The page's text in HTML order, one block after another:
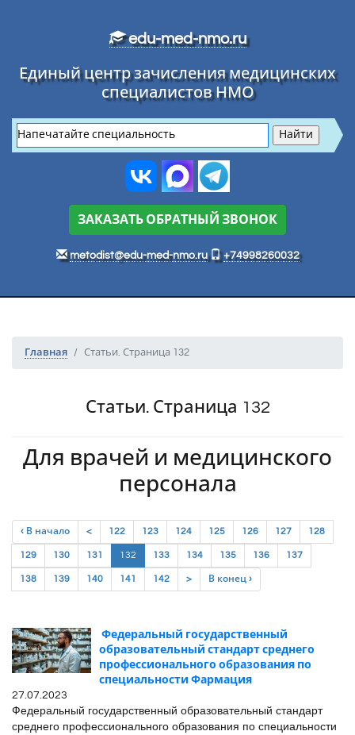
edu-med-nmo.ru
Единый центр зачисления медицинских
специалистов НМО
ЗАКАЗАТЬ ОБРАТНЫЙ ЗВОНОК
metodist@edu-med-nmo.ru +74998260032
Главная Статьи. Страница 132
Статьи. Страница 132
Для врачей и медицинского
персонала
‹ В начало < 122 123 124 125 126 127 128
129 130 131 132 (current)
133 134 135 136 137
138 139 140 141 142 > В конец ›
Федеральный государственный
образовательный стандарт среднего
профессионального образования по
специальности Фармация
27.07.2023
Федеральный государственный образовательный стандарт
среднего профессионального образования по специальности